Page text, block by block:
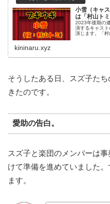
小雪（キャ
は「村山ト
2023年後期の
演するキャス
演じます。「村
kininaru.xyz
そうしたある日、スズ子た
きたのです。
愛助の告白。
スズ子と楽団のメンバーは
けて準備を進めていました
ます。